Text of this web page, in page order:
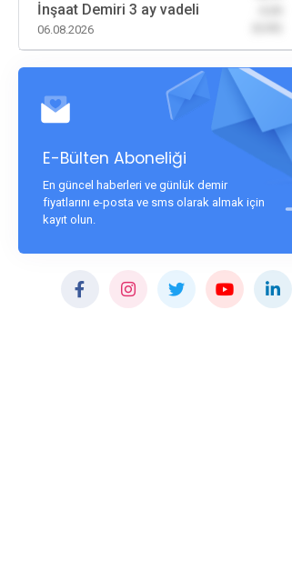
İnşaat Demiri 3 ay vadeli
06.08.2026
E-Bülten Aboneliği
En güncel haberleri ve günlük demir
fiyatlarını e-posta ve sms olarak almak için
kayıt olun.